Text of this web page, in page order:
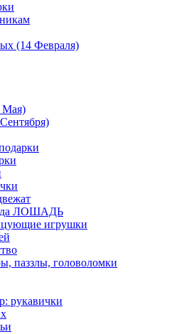
(14 Февраля)
Мая)
ЛОШАДЬ
игрушки
паззлы, головоломки
рукавички